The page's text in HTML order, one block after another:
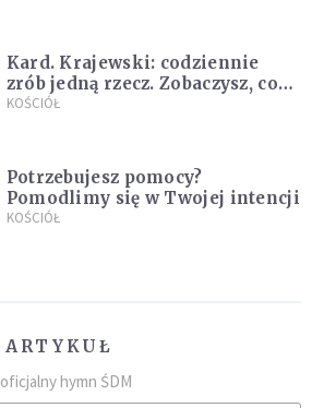
Kard. Krajewski: codziennie
zrób jedną rzecz. Zobaczysz, co
stanie się z twoim życiem
KOŚCIÓŁ
Potrzebujesz pomocy?
Pomodlimy się w Twojej intencji
KOŚCIÓŁ
hymn ŚDM